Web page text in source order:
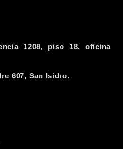
1208, piso 18, oficina
607, San Isidro.